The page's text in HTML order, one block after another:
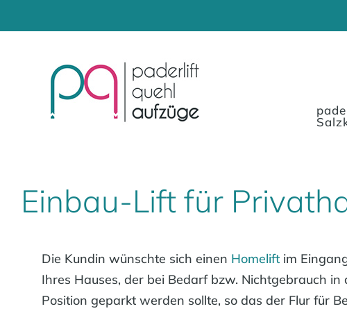
Inhalt
Einbau-Lift für
Die Kundin wünschte sich einen Homeliftim
Ihres Hauses, der bei Bedarf bzw. Nichtgebrauch in
Position geparkt werden sollte, so das der Flur für